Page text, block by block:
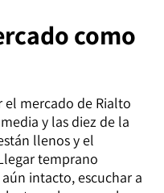
como
mercado de Rialto
y las diez de la
llenos y el
temprano
intacto, escuchar a